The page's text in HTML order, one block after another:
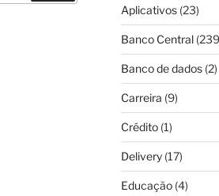
Aplicativos(23)
Banco Central
Banco de dados(2)
Carreira (9)
Crédito(1)
Delivery(17)
Educação(4)